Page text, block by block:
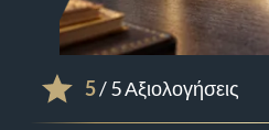
5/ 5 Αξιολογήσεις